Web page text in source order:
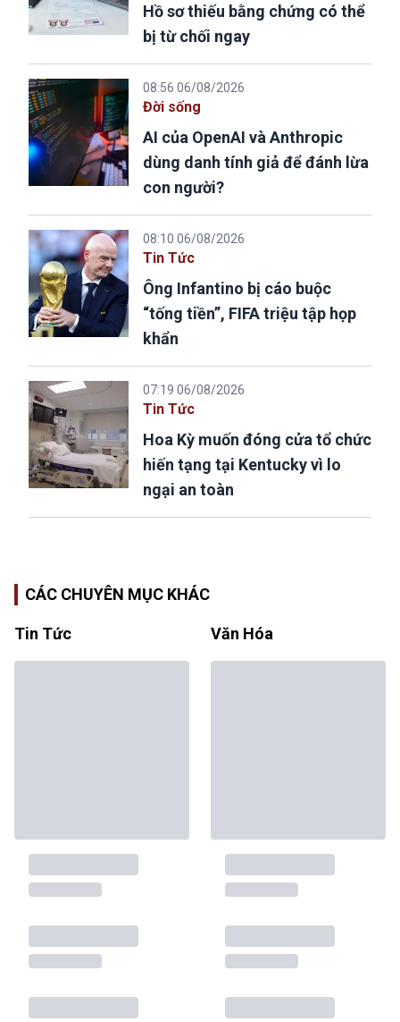
Hồ sơ thiếu bằng chứng có thể
bị từ chối ngay
08:56 06/08/2026
Đời sống
AI của OpenAI và Anthropic
dùng danh tính giả để đánh lừa
con người?
08:10 06/08/2026
Tin Tức
Ông Infantino bị cáo buộc
“tống tiền”, FIFA triệu tập họp
khẩn
07:19 06/08/2026
Tin Tức
Hoa Kỳ muốn đóng cửa tổ chức
hiến tạng tại Kentucky vì lo
ngại an toàn
CÁC CHUYÊN MỤC KHÁC
Tin Tức Văn Hóa